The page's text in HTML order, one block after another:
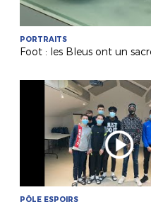
PORTRAITS
PÔLE ESPOIRS